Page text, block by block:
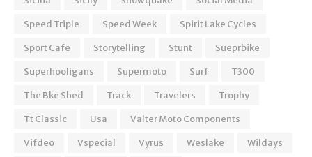
Speed Triple
Speed Week
Spirit Lake Cycles
Sport Cafe
Storytelling Stunt
Sueprbike
Superhooligans
Supermoto Surf
T300
The Bke Shed
Track Travelers
Trophy
Tt Classic
Usa
Valter Moto Components
Vifdeo
Vspecial Vyrus Weslake
Wildays